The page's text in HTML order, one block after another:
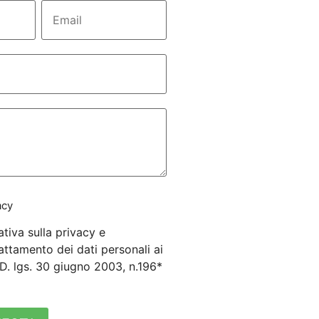
sulla privacy e
dei dati personali ai
lgs. 30 giugno 2003, n.196*